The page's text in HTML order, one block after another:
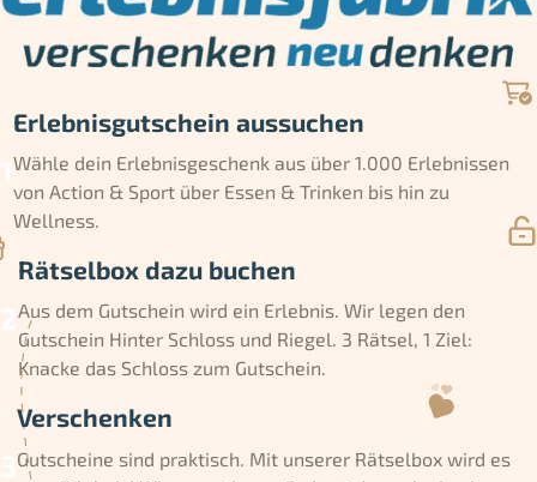
Erlebnisgutschein aussuchen
Wähle dein Erlebnisgeschenk aus über 1.000 Erlebnissen
von Action & Sport über Essen & Trinken bis hin zu
Wellness.
Rätselbox dazu buchen
Aus dem Gutschein wird ein Erlebnis. Wir legen den
Gutschein Hinter Schloss und Riegel. 3 Rätsel, 1 Ziel:
Knacke das Schloss zum Gutschein.
Verschenken
Gutscheine sind praktisch. Mit unserer Rätselbox wird es